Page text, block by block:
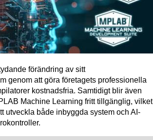
förändring av sitt
genom att göra företagets professionella
kostnadsfria. Samtidigt blir även
Machine Learning fritt tillgänglig, vilket
utveckla både inbyggda system och AI-